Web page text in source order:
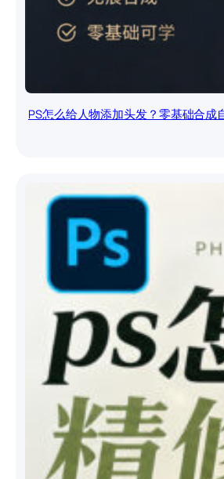
PS怎么给人物添加头发？零基础合成